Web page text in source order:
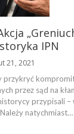
IPN
21, 2021
przykryć
przez sąd na
przypisali –
natychmiast…